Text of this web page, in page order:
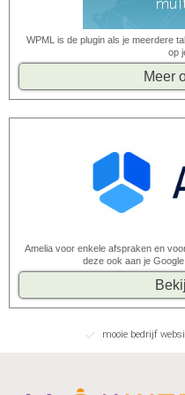
WPML is de plugin als je meerdere
op
Meer
Amelia voor enkele afspraken en
deze ook aan je
mooie bedrijf